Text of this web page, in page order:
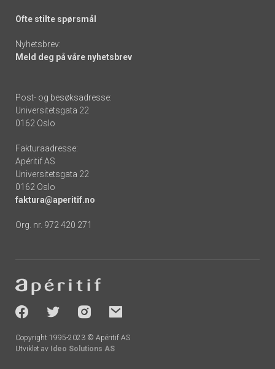
Ofte stilte spørsmål
Nyhetsbrev:
Meld deg på våre nyhetsbrev
Post- og besøksadresse:
Universitetsgata 22
0162 Oslo
Fakturaadresse:
Apéritif AS
Universitetsgata 22
0162 Oslo
faktura@aperitif.no
Org. nr. 972 420 271
-
socials
Copyright 1995-2023 © Apéritif AS
Utviklet av Ideo Solutions AS